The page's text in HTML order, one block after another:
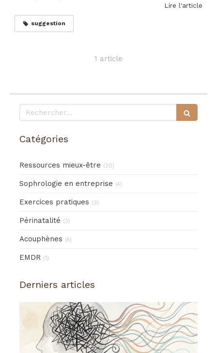
Lire l'article
suggestion
1 article
Rechercher
Catégories
Ressources mieux-être (20)
Sophrologie en entreprise (4)
Exercices pratiques (3)
Périnatalité (2)
Acouphènes (4)
EMDR (1)
Derniers articles